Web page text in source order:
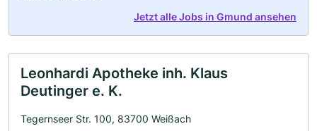
Jetzt alle Jobs in Gmund ansehen
Leonhardi Apotheke inh. Klaus
Deutinger e. K.
Tegernseer Str. 100, 83700 Weißach